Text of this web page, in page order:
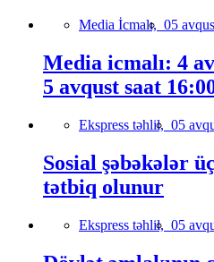
Media İcmalı, 05
Media icmalı: 4
5 avqust saat
Ekspress təhlil, 05
Sosial şəbəkələr
tətbiq olunur
Ekspress təhlil, 05